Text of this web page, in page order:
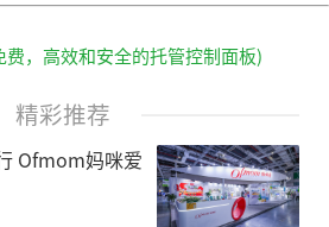
费，高效和安全的托管控制面板)
精彩推荐
Ofmom妈咪爱